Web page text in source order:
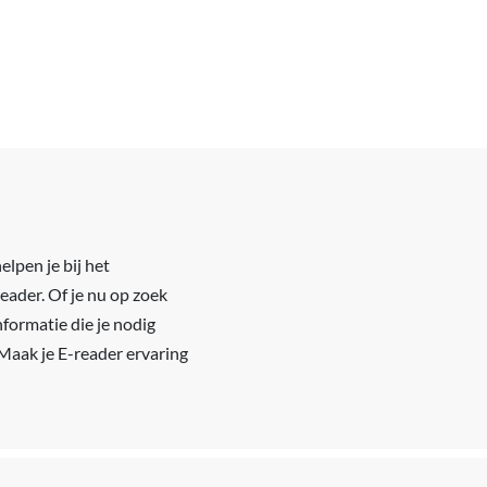
je bij het
Of je nu op zoek
die je nodig
je E-reader ervaring